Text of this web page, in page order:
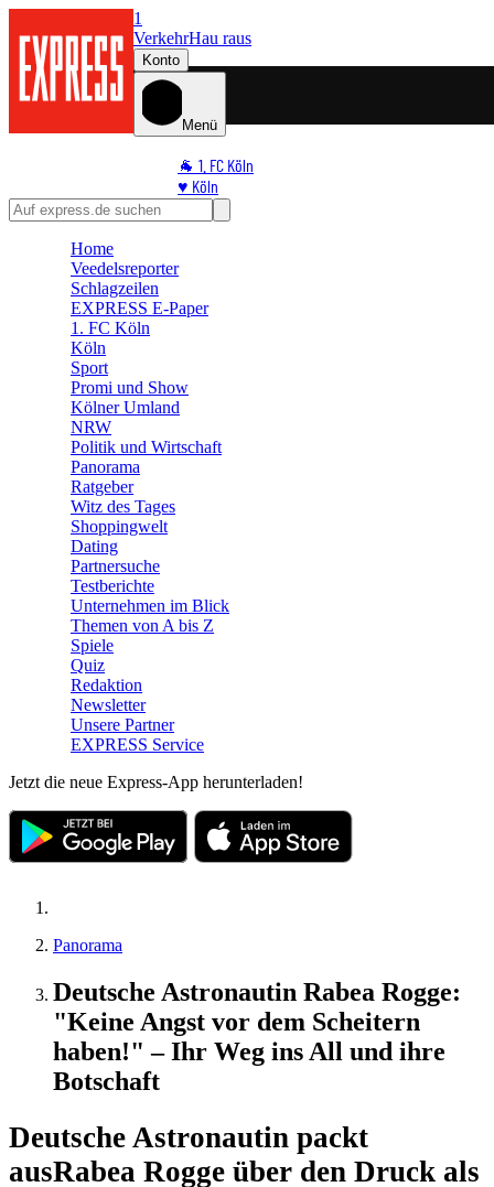
1
VerkehrHau raus
Konto
Menü
🐐 1. FC Köln
♥️ Köln
⭐ Promi
🛒 Shoppingwelt
Home
Veedelsreporter
Schlagzeilen
EXPRESS E-Paper
1. FC Köln
Köln
Sport
Promi und Show
Kölner Umland
NRW
Politik und Wirtschaft
Panorama
Ratgeber
Witz des Tages
Shoppingwelt
Dating
Partnersuche
Testberichte
Unternehmen im Blick
Themen von A bis Z
Spiele
Quiz
Redaktion
Newsletter
Unsere Partner
EXPRESS Service
Jetzt die neue Express-App herunterladen!
Panorama
Deutsche Astronautin Rabea Rogge:
"Keine Angst vor dem Scheitern
haben!" – Ihr Weg ins All und ihre
Botschaft
Deutsche Astronautin packt
ausRabea Rogge über den Druck als